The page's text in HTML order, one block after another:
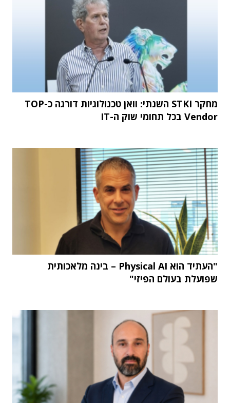
מחקר STKI השנתי: וואן טכנולוגיות דורגה כ-TOP
Vendor בכל תחומי שוק ה-IT
"העתיד הוא Physical AI – בינה מלאכותית
שפועלת בעולם הפיזי"